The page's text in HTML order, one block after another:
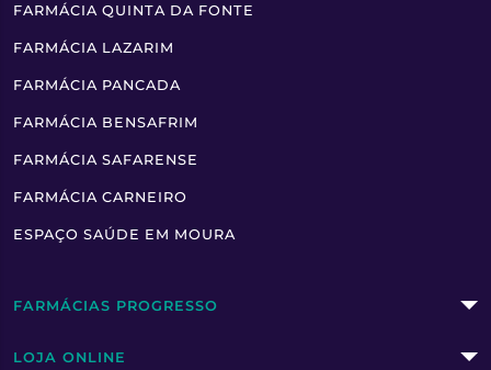
FARMÁCIA QUINTA DA FONTE
FARMÁCIA LAZARIM
FARMÁCIA PANCADA
FARMÁCIA BENSAFRIM
FARMÁCIA SAFARENSE
FARMÁCIA CARNEIRO
ESPAÇO SAÚDE EM MOURA
FARMÁCIAS PROGRESSO
LOJA ONLINE